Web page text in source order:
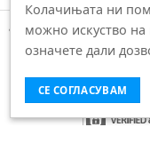
Правни
Колачињата ни
можно искуство
означете дали
СЕ СОГЛАСУВАМ